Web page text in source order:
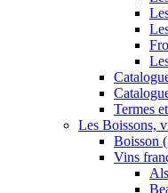
Termes
Les Boissons,
Boisson
Vins